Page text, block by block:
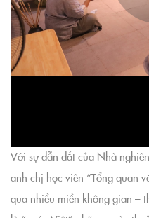
Với sự dẫn dắt của Nhà
anh chị học viên “Tổng quan
qua nhiều miền không gian –